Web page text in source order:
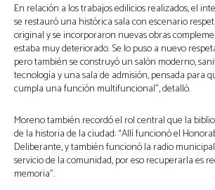
En relación a los trabajos edilicios realizados, el
se restauró una histórica sala con escenario
original y se incorporaron nuevas obras
estaba muy deteriorado. Se lo puso a nuevo
pero también se construyó un salón moderno,
tecnología y una sala de admisión, pensada para
cumpla una función multifuncional”, detalló.
Moreno también recordó el rol central que la
de la historia de la ciudad: “Allí funcionó el
Deliberante, y también funcionó la radio
servicio de la comunidad, por eso recuperarla es
memoria”.